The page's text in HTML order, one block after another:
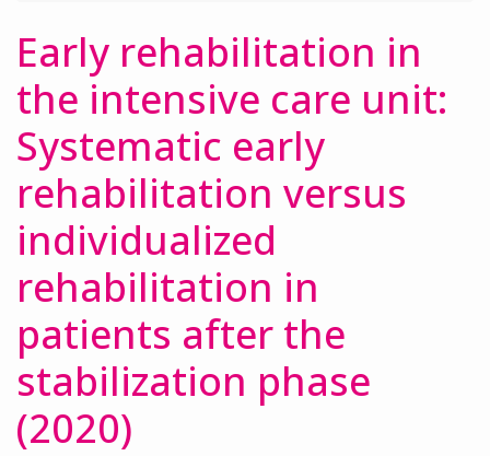
Early rehabilitation in
the intensive care unit:
Systematic early
rehabilitation versus
individualized
rehabilitation in
patients after the
stabilization phase
(2020)